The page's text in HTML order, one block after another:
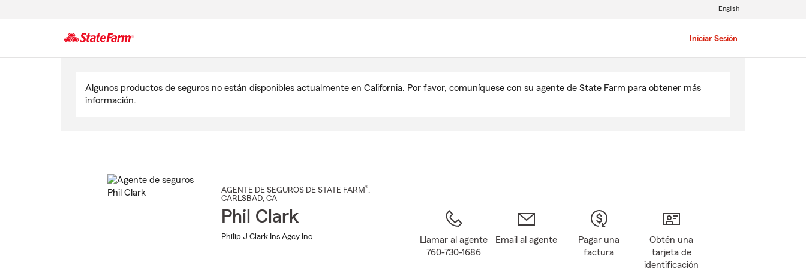
Iniciar Sesión
English
Algunos productos de seguros no están disponibles actualmente en California. Por favor, comuníquese con su agente de State Farm para obtener más
información.
AGENTE DE SEGUROS DE STATE FARM®,
CARLSBAD, CA
Phil Clark
Philip J Clark Ins Agcy Inc
Llamar al agente
760-730-1686
Email al agente
Pagar una
factura
Obtén una
tarjeta de
identificación